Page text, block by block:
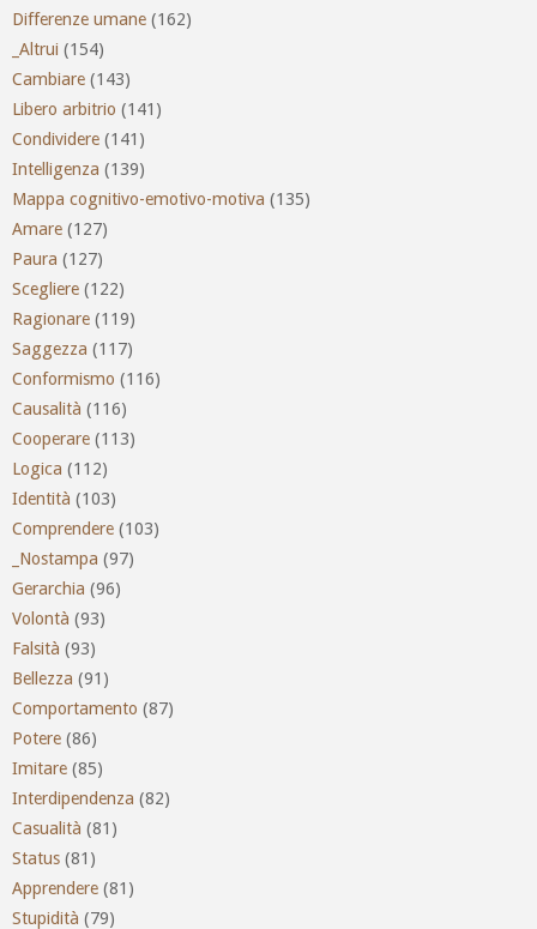
Differenze umane (162)
_Altrui (154)
Cambiare (143)
Libero arbitrio (141)
Condividere (141)
Intelligenza (139)
Mappa cognitivo-emotivo-motiva (135)
Amare (127)
Paura (127)
Scegliere (122)
Ragionare (119)
Saggezza (117)
Conformismo (116)
Causalità (116)
Cooperare (113)
Logica (112)
Identità (103)
Comprendere (103)
_Nostampa (97)
Gerarchia (96)
Volontà (93)
Falsità (93)
Bellezza (91)
Comportamento (87)
Potere (86)
Imitare (85)
Interdipendenza (82)
Casualità (81)
Status (81)
Apprendere (81)
Stupidità (79)